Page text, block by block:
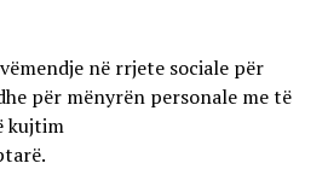
në rrjete sociale për
për mënyrën personale me të
kujtim